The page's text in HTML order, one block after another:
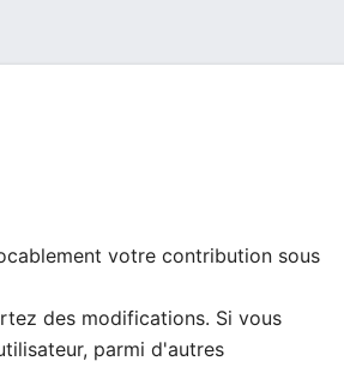
votre contribution sous
des modifications. Si vous
parmi d'autres